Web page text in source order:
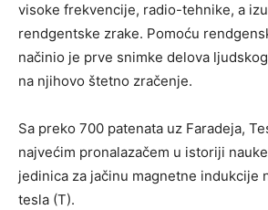
visoke frekvencije, radio-tehnike, a
rendgentske zrake. Pomoću
načinio je prve snimke delova
na njihovo štetno zračenje.
Sa preko 700 patenata uz Faradeja,
najvećim pronalazačem u istoriji
jedinica za jačinu magnetne indukcije
tesla (T).